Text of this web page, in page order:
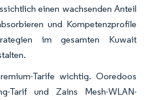
einen wachsenden Anteil
und Kompetenzprofile
im gesamten Kuwait
Tarife wichtig. Ooredoos
Tarif und Zains Mesh-WLAN-